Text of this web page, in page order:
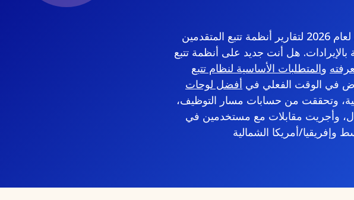
الدليل النهائي لعام 2026 لتقارير أنظمة تتبع المتقدمين (ATS) — لمساعدة قادة اكتساب المواهب على
بالإيرادات. هل أنت جديد على أنظمة تتبع
والمتطلبات الأساسية لنظام تتبع
في الوقت الفعلي في أفضل لوحات
وتحققت من حسابات مسار التوظيف،
وأجريت مقابلات مع مستخدمين في